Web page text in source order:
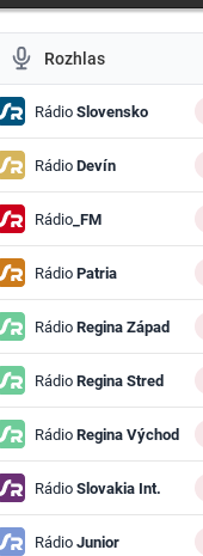
Rozhlas
RádioSlovensko
RádioDevín
Rádio_FM
RádioPatria
RádioRegina Západ
RádioRegina Stred
RádioRegina Východ
RádioSlovakia Int.
RádioJunior